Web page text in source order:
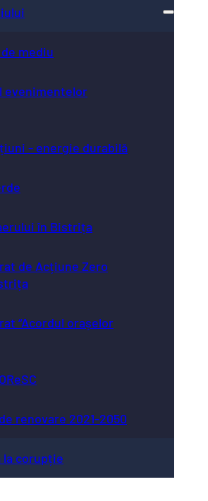
mediu
evenimentelor
- energie durabilă
în Bistrița
de Acțiune Zero
“Acordul orașelor
renovare 2021-2050
corupție